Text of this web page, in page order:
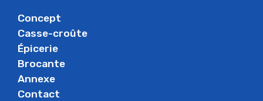
Concept
Casse-croûte
Épicerie
Brocante
Annexe
Contact